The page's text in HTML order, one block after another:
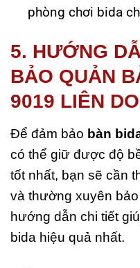
phòng chơi bida
5. HƯỚNG
BẢO QUẢN
9019 LIÊN
Để đảm bảo bàn
có thể giữ được độ
tốt nhất, bạn sẽ cần
và thường xuyên
hướng dẫn chi tiết
bida hiệu quả nhất.